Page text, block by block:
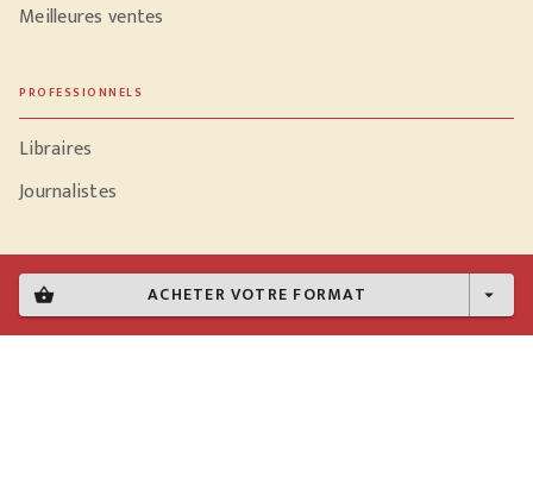
shopping_basket ACHETER VOTRE FORMAT arrow_drop_down
Meilleures ventes
PROFESSIONNELS
Libraires
Journalistes
Données personnelles